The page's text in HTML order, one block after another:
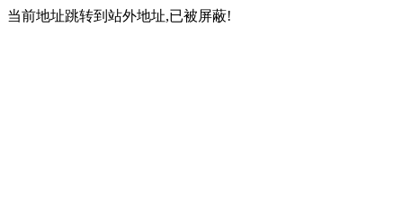
当前地址跳转到站外地址,已被屏蔽!